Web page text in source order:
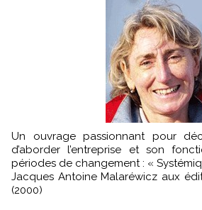
Un ouvrage passionnant pour découvrir une manière
d’aborder l’entreprise et son
périodes de changement : «
Jacques Antoine Malaréwicz aux
(2000)